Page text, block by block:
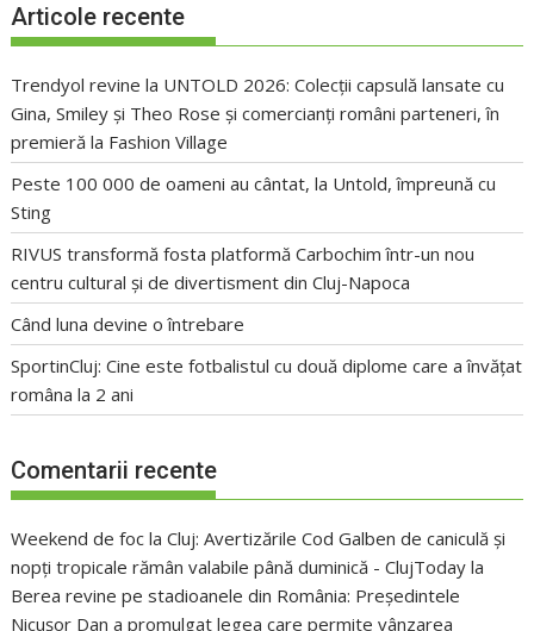
Articole recente
Trendyol revine la UNTOLD 2026: Colecții capsulă lansate cu
Gina, Smiley și Theo Rose și comercianți români parteneri, în
premieră la Fashion Village
Peste 100 000 de oameni au cântat, la Untold, împreună cu
Sting
RIVUS transformă fosta platformă Carbochim într-un nou
centru cultural și de divertisment din Cluj-Napoca
Când luna devine o întrebare
SportinCluj: Cine este fotbalistul cu două diplome care a învățat
româna la 2 ani
Comentarii recente
Weekend de foc la Cluj: Avertizările Cod Galben de caniculă și
nopți tropicale rămân valabile până duminică - ClujToday la
Berea revine pe stadioanele din România: Președintele
Nicușor Dan a promulgat legea care permite vânzarea